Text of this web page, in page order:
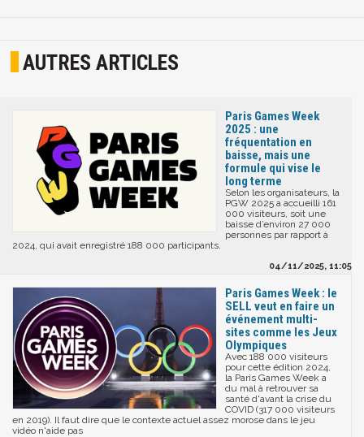
AUTRES ARTICLES
Paris Games Week
2025 : une
fréquentation en
baisse, mais une
formule qui vise le
long terme
Selon les organisateurs, la
PGW 2025 a accueilli 161
000 visiteurs, soit une
baisse d’environ 27 000
personnes par rapport à
2024, qui avait enregistré 188 000 participants.
04/11/2025, 11:05
Paris Games Week : le
SELL veut en faire un
événement multi-
sites comme les Jeux
Olympiques
Avec 188 000 visiteurs
pour cette édition 2024,
la Paris Games Week a
du mal à retrouver sa
santé d'avant la crise du
COVID (317 000 visiteurs
en 2019). Il faut dire que le contexte actuel assez morose dans le jeu
vidéo n'aide pas